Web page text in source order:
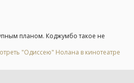
планом. Коджумбо такое не
"Одиссею" Нолана в кинотеатре